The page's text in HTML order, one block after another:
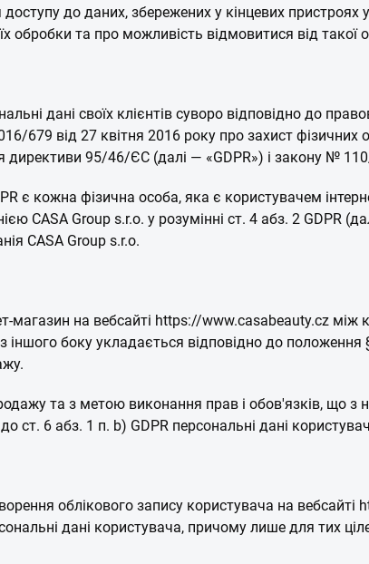
до даних, збережених у кінцевих пристроях
обробки та про можливість відмовитися від такої
дані своїх клієнтів суворо відповідно до
679 від 27 квітня 2016 року про захист фізичних
директиви 95/46/ЄС (далі — «GDPR») і закону №
є кожна фізична особа, яка є користувачем
CASA Group s.r.o. у розумінні ст. 4 абз. 2 GDPR
CASA Group s.r.o.
магазин на вебсайті https://www.casabeauty.cz
іншого боку укладається відповідно до
та з метою виконання прав і обов'язків, що з
ст. 6 абз. 1 п. b) GDPR персональні дані
облікового запису користувача на
дані користувача, причому лише для тих